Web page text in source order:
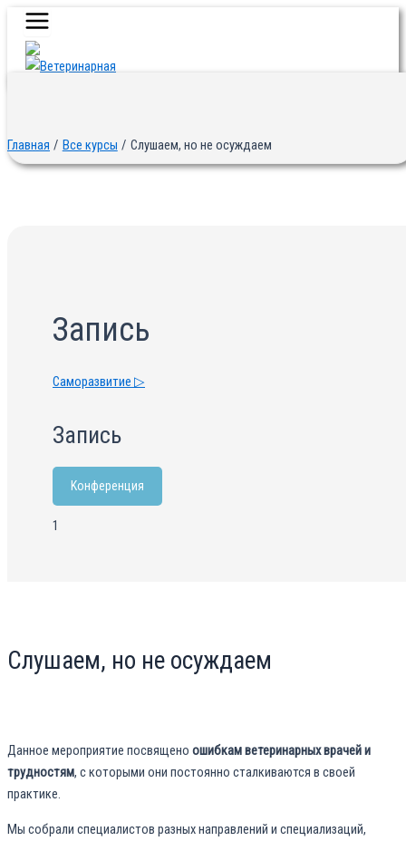
Перейти
содержимому
Main
Menu
Главная Все курсы Слушаем, но не осуждаем
Запись
Саморазвитие ▷
Запись
Kонференция
1
Слушаем, но не осуждаем
Данное мероприятие посвящено ошибкам ветеринарных врачей и
трудностям, с которыми они постоянно сталкиваются в своей
практике.
Мы собрали специалистов разных направлений и специализаций,